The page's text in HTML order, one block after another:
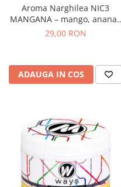
Aroma Narghilea NIC3
MANGANA – mango, ananas
si menta, 50gr
29,00 RON
ADAUGA IN COS